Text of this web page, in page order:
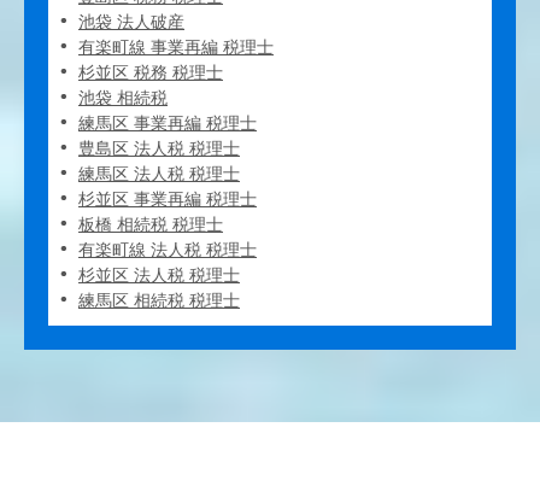
池袋 法人破産
有楽町線 事業再編 税理士
杉並区 税務 税理士
池袋 相続税
練馬区 事業再編 税理士
豊島区 法人税 税理士
練馬区 法人税 税理士
杉並区 事業再編 税理士
板橋 相続税 税理士
有楽町線 法人税 税理士
杉並区 法人税 税理士
練馬区 相続税 税理士